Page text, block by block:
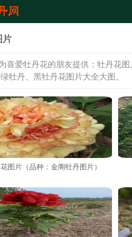
片
喜爱牡丹花的朋友提供：牡丹花
牡丹、黑牡丹花图片大全大图。
图片（品种：金阁牡丹图片）